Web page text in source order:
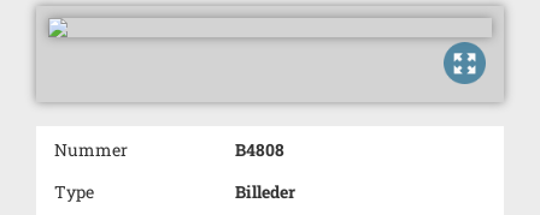
Nummer
B4808
Type
Billeder